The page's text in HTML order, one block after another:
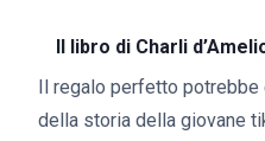
Il libro di Charli
Il regalo perfetto
della storia della giovane